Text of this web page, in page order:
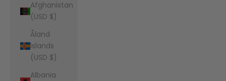
Afghanistan
(USD $)
Åland
Islands
(USD $)
Albania